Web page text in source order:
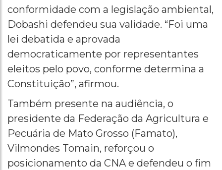
conformidade com a legislação ambiental,
Dobashi defendeu sua validade. “Foi uma
lei debatida e aprovada
democraticamente por representantes
eleitos pelo povo, conforme determina a
Constituição”, afirmou.
Também presente na audiência, o
presidente da Federação da Agricultura e
Pecuária de Mato Grosso (Famato),
Vilmondes Tomain, reforçou o
posicionamento da CNA e defendeu o fim